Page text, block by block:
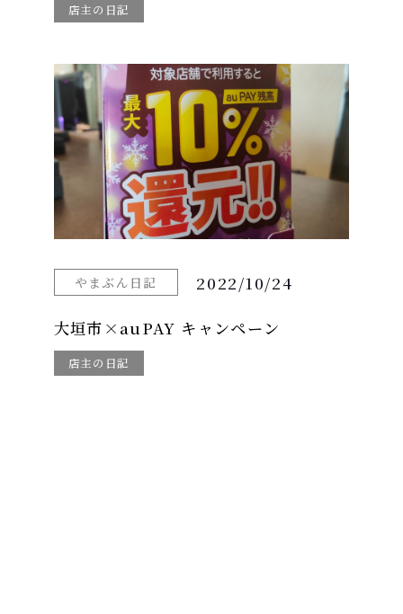
店主の日記
やまぶん日記 2022/10/24
大垣市×auPAY キャンペーン
店主の日記